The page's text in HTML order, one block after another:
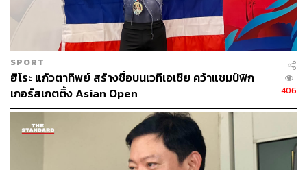
SPORT
ฮิโระ แก้วตาทิพย์ สร้างชื่อบนเวทีเอเชีย คว้าแชมป์ฟิก
เกอร์สเกตติ้ง Asian Open
406